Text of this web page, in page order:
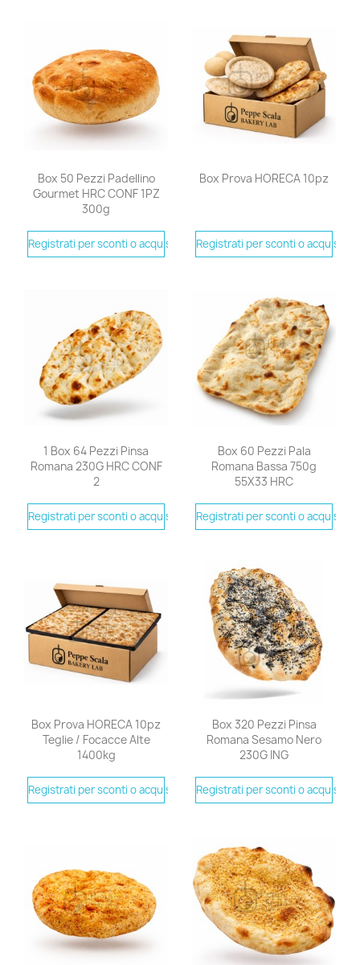
Box 50 Pezzi Padellino
Gourmet HRC CONF 1PZ
300g
Registrati per sconti o acquistare
Box Prova HORECA 10pz
Registrati per sconti o acquistare
1 Box 64 Pezzi Pinsa
Romana 230G HRC CONF
2
Registrati per sconti o acquistare
Box 60 Pezzi Pala
Romana Bassa 750g
55X33 HRC
Registrati per sconti o acquistare
Box Prova HORECA 10pz
Teglie / Focacce Alte
1400kg
Registrati per sconti o acquistare
Box 320 Pezzi Pinsa
Romana Sesamo Nero
230G ING
Registrati per sconti o acquistare